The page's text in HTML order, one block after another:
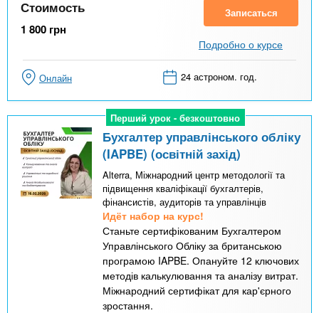
Стоимость
1 800 грн
Записаться
Подробно о курсе
Онлайн 24 астроном. год.
Перший урок - безкоштовно
Перший урок - безкоштовно
Бухгалтер управлінського обліку
(IAPBE) (освітній захід)
Alterra, Міжнародний центр методології та
підвищення кваліфікації бухгалтерів,
фінансистів, аудиторів та управлінців
Идёт набор на курс!
Станьте сертифікованим Бухгалтером
Управлінського Обліку за британською
програмою IAPBE. Опануйте 12 ключових
методів калькулювання та аналізу витрат.
Міжнародний сертифікат для кар'єрного
зростання.